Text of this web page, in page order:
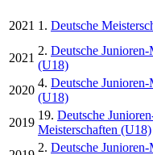
2021 1. Deutsche
2021
2. Deutsche Junioren-
(U18)
2020
4. Deutsche Junioren-
(U18)
2019
19. Deutsche
Meisterschaften (U18)
2. Deutsche Junioren-